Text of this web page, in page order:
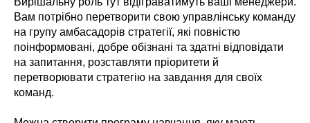
Вам потрібно перетворити свою управлінську команду
на групу амбасадорів стратегії, які повністю
поінформовані, добре обізнані та здатні відповідати
на запитання, розставляти пріоритети й
перетворювати стратегію на завдання для своїх
команд.